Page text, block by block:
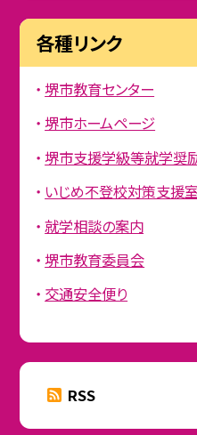
各種リンク
堺市教育センター
堺市ホームページ
堺市支援学級等就学奨
いじめ不登校対策支援
就学相談の案内
堺市教育委員会
交通安全便り
RSS